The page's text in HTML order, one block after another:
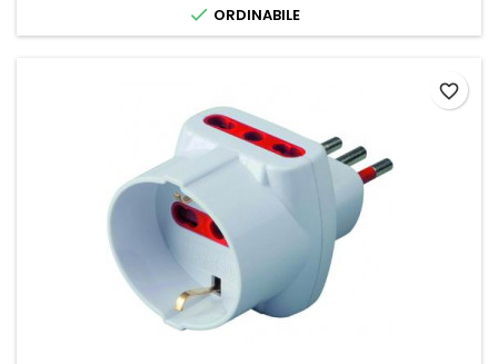
 ORDINABILE
favorite_border